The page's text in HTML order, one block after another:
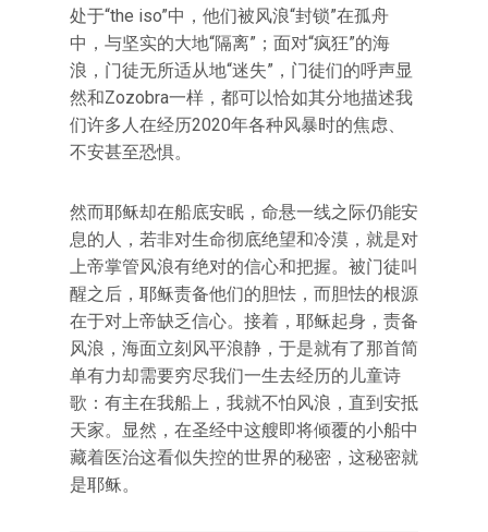
处于“the iso”中，他们被风浪“封锁”在孤舟
中，与坚实的大地“隔离”；面对“疯狂”的海
浪，门徒无所适从地“迷失”，门徒们的呼声显
然和Zozobra一样，都可以恰如其分地描述我
们许多人在经历2020年各种风暴时的焦虑、
不安甚至恐惧。
然而耶稣却在船底安眠，命悬一线之际仍能安
息的人，若非对生命彻底绝望和冷漠，就是对
上帝掌管风浪有绝对的信心和把握。被门徒叫
醒之后，耶稣责备他们的胆怯，而胆怯的根源
在于对上帝缺乏信心。接着，耶稣起身，责备
风浪，海面立刻风平浪静，于是就有了那首简
单有力却需要穷尽我们一生去经历的儿童诗
歌：有主在我船上，我就不怕风浪，直到安抵
天家。显然，在圣经中这艘即将倾覆的小船中
藏着医治这看似失控的世界的秘密，这秘密就
是耶稣。